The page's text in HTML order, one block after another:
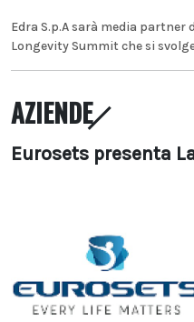
Edra S.p.A sarà media partner
Longevity Summit che si
AZIENDE
Eurosets presenta